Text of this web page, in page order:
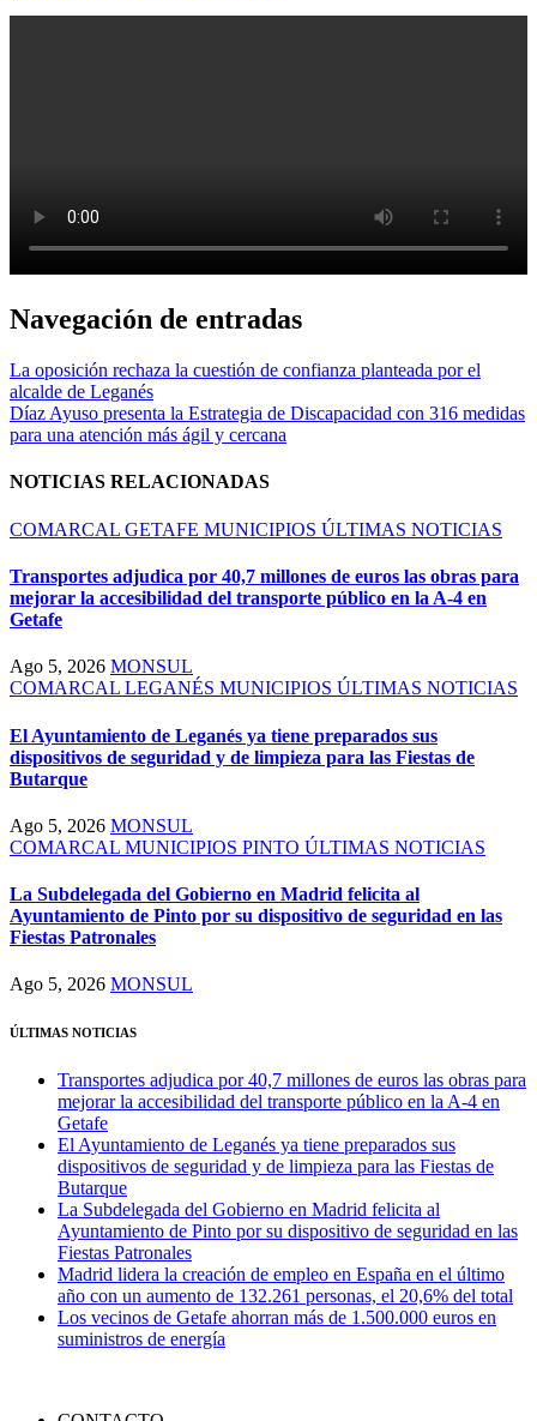
Navegación de entradas
La oposición rechaza la cuestión de confianza planteada por el
alcalde de Leganés
Díaz Ayuso presenta la Estrategia de Discapacidad con 316 medidas
para una atención más ágil y cercana
NOTICIAS RELACIONADAS
COMARCAL GETAFE MUNICIPIOS ÚLTIMAS NOTICIAS
Transportes adjudica por 40,7 millones de euros las obras para
mejorar la accesibilidad del transporte público en la A-4 en
Getafe
Ago 5, 2026 MONSUL
COMARCAL LEGANÉS MUNICIPIOS ÚLTIMAS NOTICIAS
El Ayuntamiento de Leganés ya tiene preparados sus
dispositivos de seguridad y de limpieza para las Fiestas de
Butarque
Ago 5, 2026 MONSUL
COMARCAL MUNICIPIOS PINTO ÚLTIMAS NOTICIAS
La Subdelegada del Gobierno en Madrid felicita al
Ayuntamiento de Pinto por su dispositivo de seguridad en las
Fiestas Patronales
Ago 5, 2026 MONSUL
ÚLTIMAS NOTICIAS
Transportes adjudica por 40,7 millones de euros las obras para
mejorar la accesibilidad del transporte público en la A-4 en
Getafe
El Ayuntamiento de Leganés ya tiene preparados sus
dispositivos de seguridad y de limpieza para las Fiestas de
Butarque
La Subdelegada del Gobierno en Madrid felicita al
Ayuntamiento de Pinto por su dispositivo de seguridad en las
Fiestas Patronales
Madrid lidera la creación de empleo en España en el último
año con un aumento de 132.261 personas, el 20,6% del total
Los vecinos de Getafe ahorran más de 1.500.000 euros en
suministros de energía